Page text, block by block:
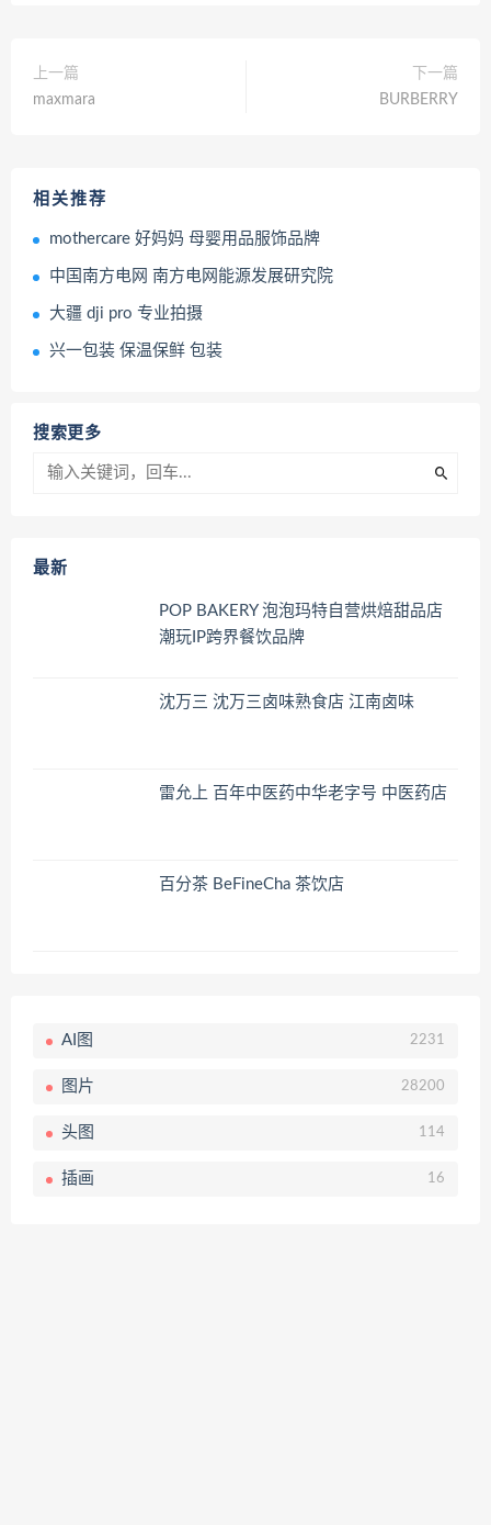
上一篇
maxmara
下一篇
BURBERRY
相关推荐
mothercare 好妈妈 母婴用品服饰品牌
中国南方电网 南方电网能源发展研究院
大疆 dji pro 专业拍摄
兴一包装 保温保鲜 包装
搜索更多
最新
POP BAKERY 泡泡玛特自营烘焙甜品店
潮玩IP跨界餐饮品牌
沈万三 沈万三卤味熟食店 江南卤味
雷允上 百年中医药中华老字号 中医药店
百分茶 BeFineCha 茶饮店
AI图 2231
图片 28200
头图 114
插画 16